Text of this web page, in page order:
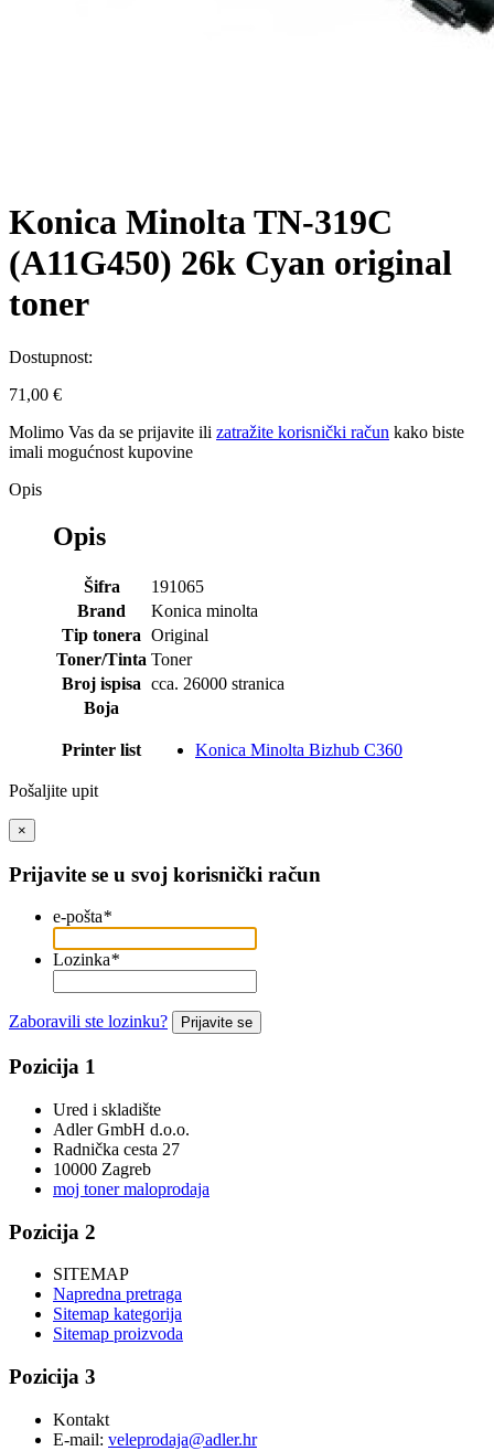
Konica Minolta TN-319C
(A11G450) 26k Cyan original
toner
Dostupnost:
71,00 €
Molimo Vas da se prijavite ili zatražite korisnički račun kako biste
imali mogućnost kupovine
Opis
Opis
Šifra
191065
Brand
Konica minolta
Tip tonera Original
Toner/Tinta Toner
Broj ispisa cca. 26000 stranica
Boja
Printer list Konica Minolta Bizhub C360
Pošaljite upit
×
Prijavite se u svoj korisnički račun
e-pošta*
Lozinka*
Zaboravili ste lozinku? Prijavite se
Pozicija 1
Ured i skladište
Adler GmbH d.o.o.
Radnička cesta 27
10000 Zagreb
moj toner maloprodaja
Pozicija 2
SITEMAP
Napredna pretraga
Sitemap kategorija
Sitemap proizvoda
Pozicija 3
Kontakt
E-mail: veleprodaja@adler.hr